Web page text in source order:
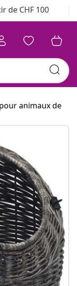
de CHF 100
animaux de